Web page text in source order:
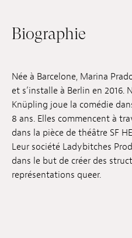
Soumissions
Publications
Biographie
Née à Barcelone, Marina
et s’installe à Berlin en 2016.
Knüpling joue la comédie
8 ans. Elles commencent à
dans la pièce de théâtre SF
Leur société Ladybitches
dans le but de créer des
représentations queer.